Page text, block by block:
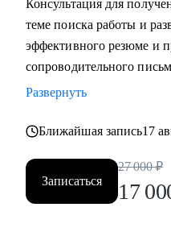
— Переход из госсектора
• Промышленность: добыча,
• Госсектор: министерства,
• HR и управление
HR-аналитика
Консультация для
теме поиска работы и
эффективного резюме и
сопроводительного
Развернуть
Ближайшая запись17
Записаться
27 000 ₽
17